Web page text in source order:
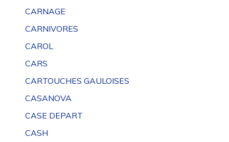
CARNAGE
CARNIVORES
CAROL
CARS
CARTOUCHES GAULOISES
CASANOVA
CASE DEPART
CASH